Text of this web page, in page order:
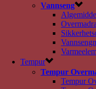
Vannseng
Tempur
Tempur
Tempur